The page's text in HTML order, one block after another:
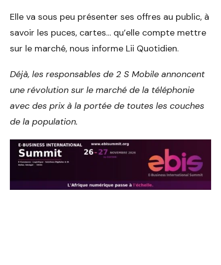
Elle va sous peu présenter ses offres au public, à
savoir les puces, cartes… qu’elle compte mettre
sur le marché, nous informe Lii Quotidien.
Déjà, les responsables de 2 S Mobile annoncent
une révolution sur le marché de la téléphonie
avec des prix à la portée de toutes les couches
de la population.